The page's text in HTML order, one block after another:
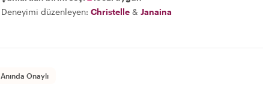
Deneyimi düzenleyen: Christelle & Janaina
Anında Onaylı